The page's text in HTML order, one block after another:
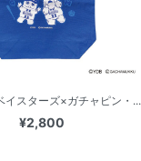
イスターズ×ガチャピン・...
¥2,800